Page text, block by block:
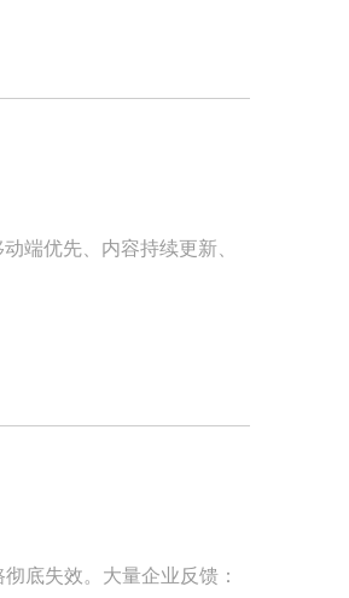
端优先、内容持续更新、
底失效。大量企业反馈：